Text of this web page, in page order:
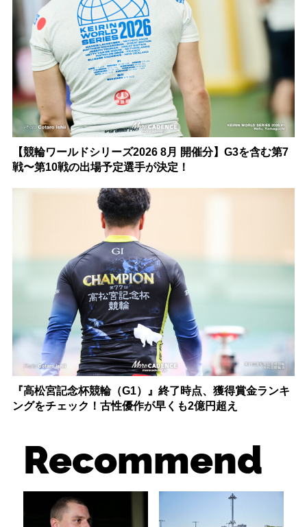
【競輪ワールドシリーズ2026 8月 開催分】G3を含む第7
戦〜第10戦の出場予定選手が決定！
『高松宮記念杯競輪（G1）』終了時点、獲得賞金ランキ
ングをチェック！古性優作が早くも2億円超え
Recommend